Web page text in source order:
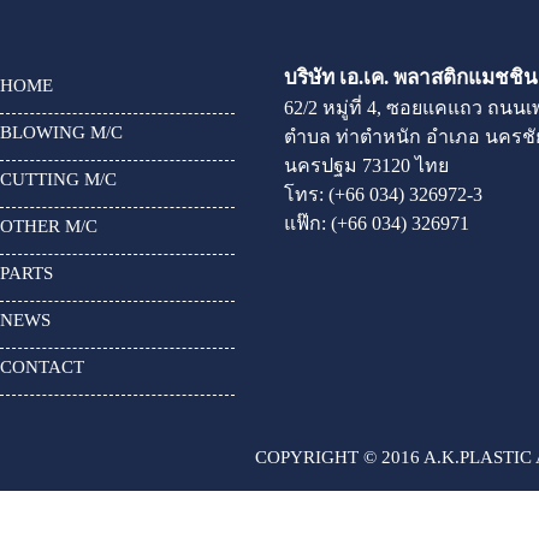
HOME
BLOWING M/C
CUTTING M/C
OTHER M/C
PARTS
NEWS
CONTACT
บริษัท เอ.เค. พลาสติกแมชชิ
62/2 หมู่ที่ 4, ซอยแคแถว ถนนเ
ตำบล ท่าตำหนัก อำเภอ นครชั
นครปฐม 73120 ไทย
โทร: (+66 034) 326972-3
แฟ๊ก: (+66 034) 326971
COPYRIGHT © 2016 A.K.PLASTIC